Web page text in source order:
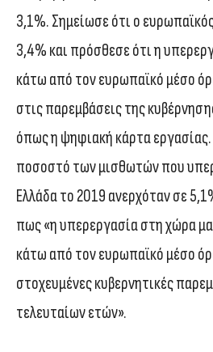
3,1%. Σημείωσε ότι ο
3,4% και πρόσθεσε ότι η
κάτω από τον ευρωπαϊκό μέσο
στις παρεμβάσεις της
όπως η ψηφιακή κάρτα
ποσοστό των μισθωτών που
Ελλάδα το 2019 ανερχόταν σε
πως «η υπερεργασία στη χώρα
κάτω από τον ευρωπαϊκό μέσο
στοχευμένες κυβερνητικές
τελευταίων ετών».